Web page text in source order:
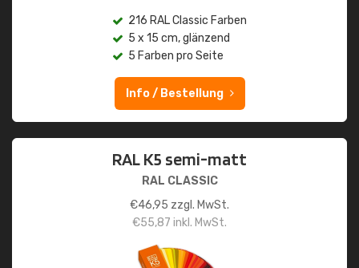
216 RAL Classic Farben
5 x 15 cm, glänzend
5 Farben pro Seite
Info / Bestellung
RAL K5 semi-matt
RAL CLASSIC
€46,95 zzgl. MwSt.
€55,87 inkl. MwSt.